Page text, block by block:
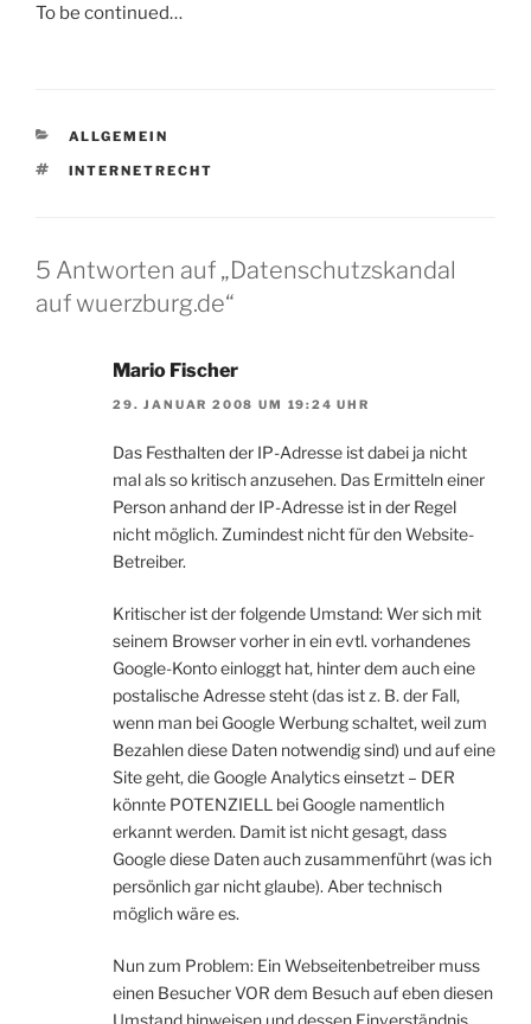
To be continued…
KATEGORIEN
ALLGEMEIN
SCHLAGWÖRTER
INTERNETRECHT
5 Antworten auf „Datenschutzskandal
auf wuerzburg.de“
Mario Fischer
29. JANUAR 2008 UM 19:24 UHR
Das Festhalten der IP-Adresse ist dabei ja nicht
mal als so kritisch anzusehen. Das Ermitteln einer
Person anhand der IP-Adresse ist in der Regel
nicht möglich. Zumindest nicht für den Website-
Betreiber.
Kritischer ist der folgende Umstand: Wer sich mit
seinem Browser vorher in ein evtl. vorhandenes
Google-Konto einloggt hat, hinter dem auch eine
postalische Adresse steht (das ist z. B. der Fall,
wenn man bei Google Werbung schaltet, weil zum
Bezahlen diese Daten notwendig sind) und auf eine
Site geht, die Google Analytics einsetzt – DER
könnte POTENZIELL bei Google namentlich
erkannt werden. Damit ist nicht gesagt, dass
Google diese Daten auch zusammenführt (was ich
persönlich gar nicht glaube). Aber technisch
möglich wäre es.
Nun zum Problem: Ein Webseitenbetreiber muss
einen Besucher VOR dem Besuch auf eben diesen
Umstand hinweisen und dessen Einverständnis